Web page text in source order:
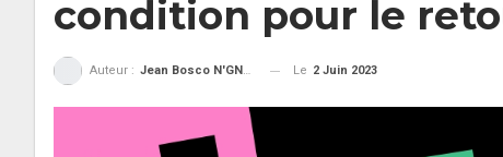
condition pour le
Auteur : Jean Bosco N'GNAMA Le 2 Juin 2023